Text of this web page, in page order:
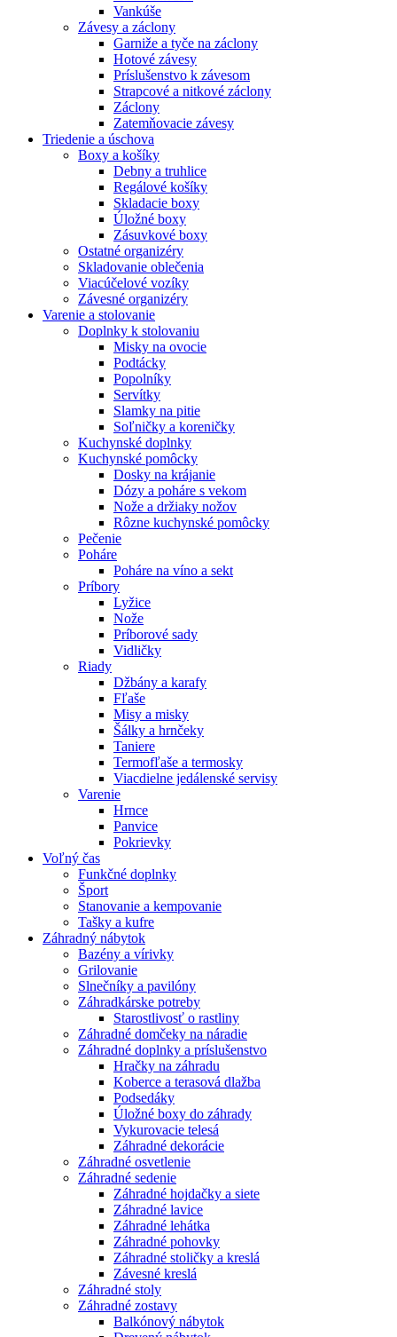
Vankúše
Závesy a záclony
Garniže a tyče na záclony
Hotové závesy
Príslušenstvo k závesom
Strapcové a nitkové záclony
Záclony
Zatemňovacie závesy
Triedenie a úschova
Boxy a košíky
Debny a truhlice
Regálové košíky
Skladacie boxy
Úložné boxy
Zásuvkové boxy
Ostatné organizéry
Skladovanie oblečenia
Viacúčelové vozíky
Závesné organizéry
Varenie a stolovanie
Doplnky k stolovaniu
Misky na ovocie
Podtácky
Popolníky
Servítky
Slamky na pitie
Soľničky a koreničky
Kuchynské doplnky
Kuchynské pomôcky
Dosky na krájanie
Dózy a poháre s vekom
Nože a držiaky nožov
Rôzne kuchynské pomôcky
Pečenie
Poháre
Poháre na víno a sekt
Príbory
Lyžice
Nože
Príborové sady
Vidličky
Riady
Džbány a karafy
Fľaše
Misy a misky
Šálky a hrnčeky
Taniere
Termofľaše a termosky
Viacdielne jedálenské servisy
Varenie
Hrnce
Panvice
Pokrievky
Voľný čas
Funkčné doplnky
Šport
Stanovanie a kempovanie
Tašky a kufre
Záhradný nábytok
Bazény a vírivky
Grilovanie
Slnečníky a pavilóny
Záhradkárske potreby
Starostlivosť o rastliny
Záhradné domčeky na náradie
Záhradné doplnky a príslušenstvo
Hračky na záhradu
Koberce a terasová dlažba
Podsedáky
Úložné boxy do záhrady
Vykurovacie telesá
Záhradné dekorácie
Záhradné osvetlenie
Záhradné sedenie
Záhradné hojdačky a siete
Záhradné lavice
Záhradné lehátka
Záhradné pohovky
Záhradné stoličky a kreslá
Závesné kreslá
Záhradné stoly
Záhradné zostavy
Balkónový nábytok